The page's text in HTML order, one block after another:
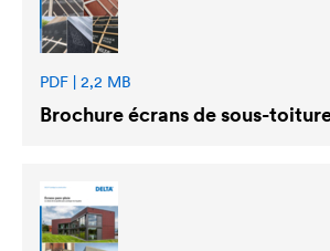
PDF | 2,2 MB
Brochure écrans de sous-